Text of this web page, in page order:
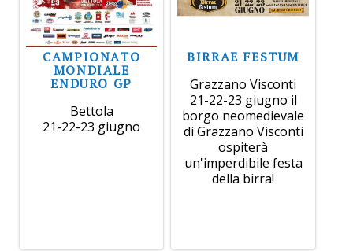
CAMPIONATO
MONDIALE
ENDURO GP
Bettola
21-22-23 giugno
BIRRAE FESTUM
Grazzano Visconti
21-22-23 giugno il
borgo neomedievale
di Grazzano Visconti
ospiterà
un'imperdibile festa
della birra!